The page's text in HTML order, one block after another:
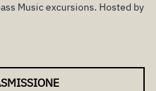
Music excursions. Hosted by